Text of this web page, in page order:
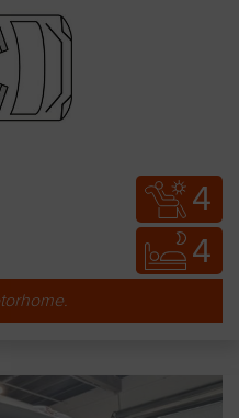
4
4